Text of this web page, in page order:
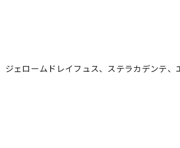
ェロームドレイフュス、ステラカデンテ、